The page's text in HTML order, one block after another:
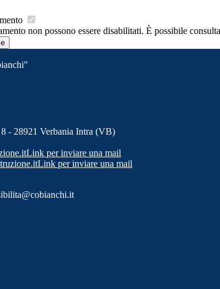
non possono essere disabilitati. È possibile
- 28921 Verbania Intra (VB)
Link per inviare una mail
Link per inviare una mail